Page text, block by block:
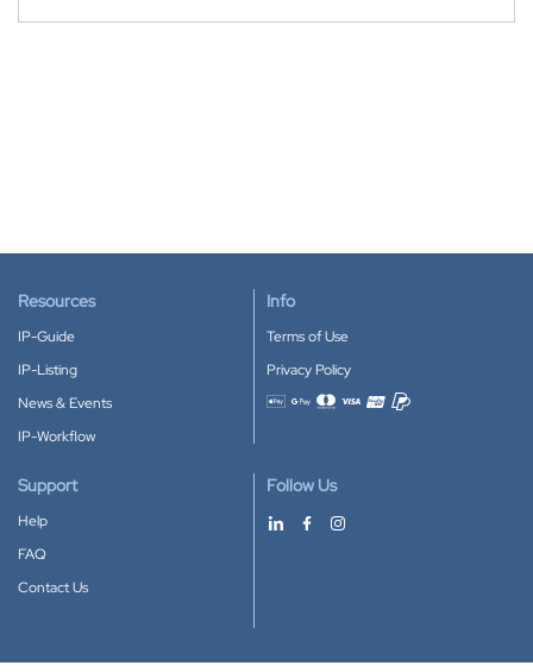
Resources
IP-Guide
IP-Listing
News & Events
IP-Workflow
Info
Terms of Use
Privacy Policy
Accepted payment methods
Support
Help
FAQ
Contact Us
Follow Us